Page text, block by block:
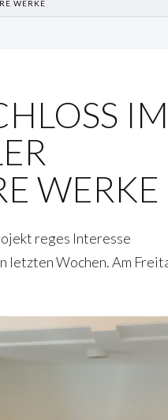
WERKE
IM
WERKE
reges Interesse
letzten Wochen. Am